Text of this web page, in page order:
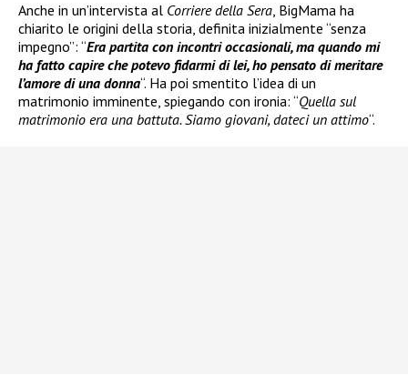
Anche in un’intervista al Corriere della Sera, BigMama ha
chiarito le origini della storia, definita inizialmente “senza
impegno”: “Era partita con incontri occasionali, ma quando mi
ha fatto capire che potevo fidarmi di lei, ho pensato di meritare
l’amore di una donna“. Ha poi smentito l’idea di un
matrimonio imminente, spiegando con ironia: “Quella sul
matrimonio era una battuta. Siamo giovani, dateci un attimo“.